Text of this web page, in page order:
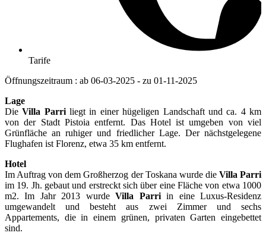
Tarife
Öffnungszeitraum : ab 06-03-2025 - zu 01-11-2025
Lage
DieVilla Parriliegt in einer hügeligen Landschaft und ca. 4 km
von der Stadt Pistoia entfernt. Das Hotel ist umgeben von viel
Grünfläche an ruhiger und friedlicher Lage. Der nächstgelegene
Flughafen ist Florenz, etwa 35 km entfernt.
Hotel
Im Auftrag von dem Großherzog der Toskana wurde die Villa Parri
im 19. Jh. gebaut und erstreckt sich über eine Fläche von etwa 1000
m2. Im Jahr 2013 wurdeVilla Parriin eine Luxus-Residenz
umgewandelt und besteht aus zwei Zimmer und sechs
Appartements, die in einem grünen, privaten Garten eingebettet
sind.